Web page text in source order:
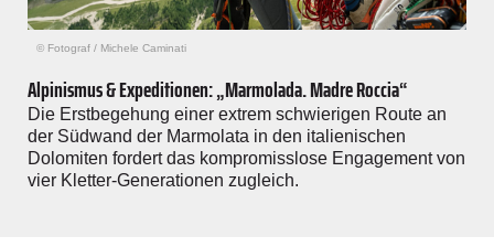
© Fotograf / Michele Caminati
Alpinismus & Expeditionen: „Marmolada. Madre Roccia“
Die Erstbegehung einer extrem schwierigen Route an
der Südwand der Marmolata in den italienischen
Dolomiten fordert das kompromisslose Engagement von
vier Kletter-Generationen zugleich.